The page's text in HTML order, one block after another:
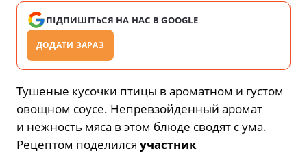
ПІДПИШІТЬСЯ НА НАС В GOOGLE
ДОДАТИ ЗАРАЗ
Тушеные кусочки птицы в ароматном и густом
овощном соусе. Непревзойденный аромат
и нежность мяса в этом блюде сводят с ума.
Рецептом поделился участник